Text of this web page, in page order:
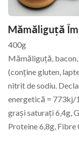
Mămăliguță
400g
Mămăliguță,
(conține gluten,
nitrit de sodiu.
energetică = 773kj/
grași saturați 6,4g,
Proteine 6,8g, Fibre